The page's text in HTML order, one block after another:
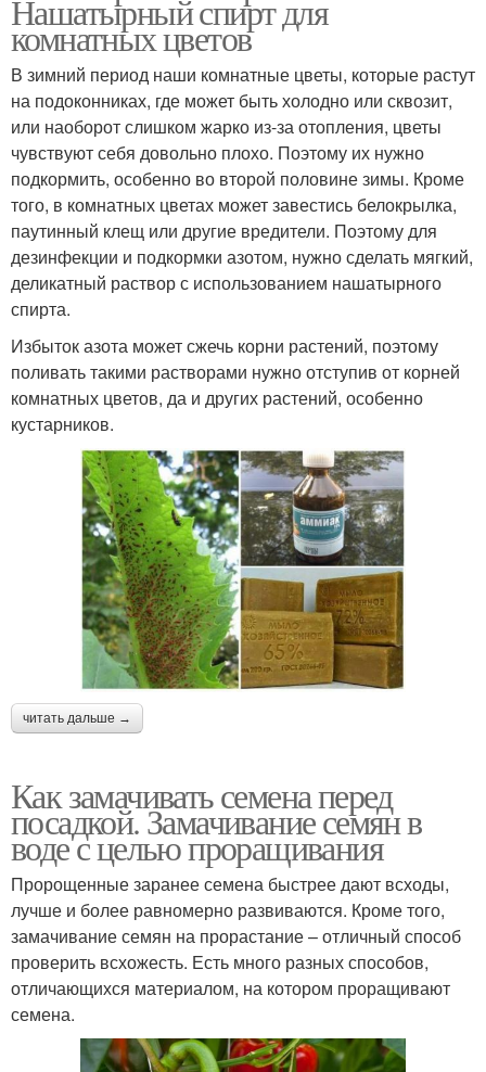
Нашатырный спирт для
комнатных цветов
В зимний период наши комнатные цветы, которые растут
на подоконниках, где может быть холодно или сквозит,
или наоборот слишком жарко из-за отопления, цветы
чувствуют себя довольно плохо. Поэтому их нужно
подкормить, особенно во второй половине зимы. Кроме
того, в комнатных цветах может завестись белокрылка,
паутинный клещ или другие вредители. Поэтому для
дезинфекции и подкормки азотом, нужно сделать мягкий,
деликатный раствор с использованием нашатырного
спирта.
Избыток азота может сжечь корни растений, поэтому
поливать такими растворами нужно отступив от корней
комнатных цветов, да и других растений, особенно
кустарников.
читать дальше →
Как замачивать семена перед
посадкой. Замачивание семян в
воде с целью проращивания
Пророщенные заранее семена быстрее дают всходы,
лучше и более равномерно развиваются. Кроме того,
замачивание семян на прорастание – отличный способ
проверить всхожесть. Есть много разных способов,
отличающихся материалом, на котором проращивают
семена.